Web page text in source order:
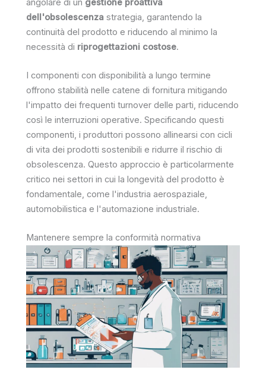
angolare di un gestione proattiva
dell'obsolescenza strategia, garantendo la
continuità del prodotto e riducendo al minimo la
necessità di riprogettazioni costose.
I componenti con disponibilità a lungo termine
offrono stabilità nelle catene di fornitura mitigando
l'impatto dei frequenti turnover delle parti, riducendo
così le interruzioni operative. Specificando questi
componenti, i produttori possono allinearsi con cicli
di vita dei prodotti sostenibili e ridurre il rischio di
obsolescenza. Questo approccio è particolarmente
critico nei settori in cui la longevità del prodotto è
fondamentale, come l'industria aerospaziale,
automobilistica e l'automazione industriale.
Mantenere sempre la conformità normativa